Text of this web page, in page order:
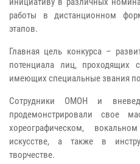
работы в дистанционном
этапов.
Главная цель конкурса –
потенциала лиц, проходящих
имеющих специальные звания
Сотрудники ОМОН и
продемонстрировали свое
хореографическом,
искусстве, а также в
творчестве.